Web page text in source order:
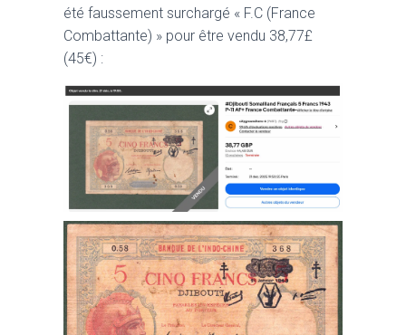
été faussement surchargé « F.C (France
Combattante) » pour être vendu 38,77£
(45€) :